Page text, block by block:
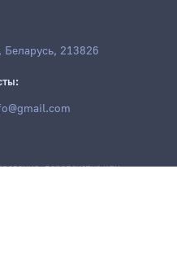
Беларусь, 213826
перепечатка или